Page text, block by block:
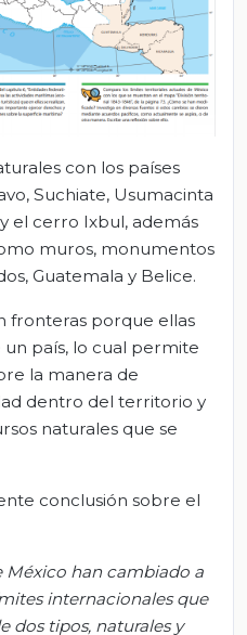
con los países
Suchiate, Usumacinta
el cerro Ixbul, además
muros, monumentos
Guatemala y Belice.
fronteras porque ellas
país, lo cual permite
la manera de
dentro del territorio y
naturales que se
conclusión sobre el
México han cambiado a
internacionales que
dos tipos, naturales y